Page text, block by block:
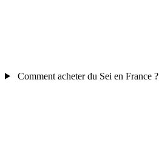
Comment acheter du Sei en France ?